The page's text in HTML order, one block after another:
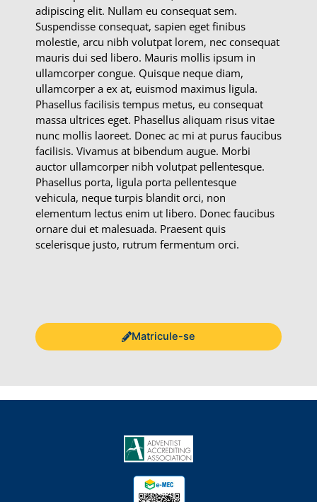
adipiscing elit. Nullam eu consequat sem.
Suspendisse consequat, sapien eget finibus
molestie, arcu nibh volutpat lorem, nec consequat
mauris dui sed libero. Mauris mollis ipsum in
ullamcorper congue. Quisque neque diam,
ullamcorper a ex at, euismod maximus ligula.
Phasellus facilisis tempus metus, eu consequat
massa ultrices eget. Phasellus aliquam risus vitae
nunc mollis laoreet. Donec ac mi at purus faucibus
facilisis. Vivamus at bibendum augue. Morbi
auctor ullamcorper nibh volutpat pellentesque.
Phasellus porta, ligula porta pellentesque
vehicula, neque turpis blandit orci, non
elementum lectus enim ut libero. Donec faucibus
ornare dui et malesuada. Praesent quis
scelerisque justo, rutrum fermentum orci.
Matricule-se